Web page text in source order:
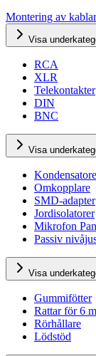
Montering av kablar
Visa
RCA
XLR
Telekontakter
DIN
BNC
Visa
Omkopplare
SMD-adapter
Jordisolatorer
Mikrofon
Passiv
Visa
Gummifötter
Rattar för 6
Rörhållare
Lödstöd